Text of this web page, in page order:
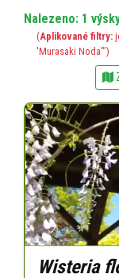
Nalezeno: 1
(Aplikované filtry:
'Murasaki Noda'")
Wisteria